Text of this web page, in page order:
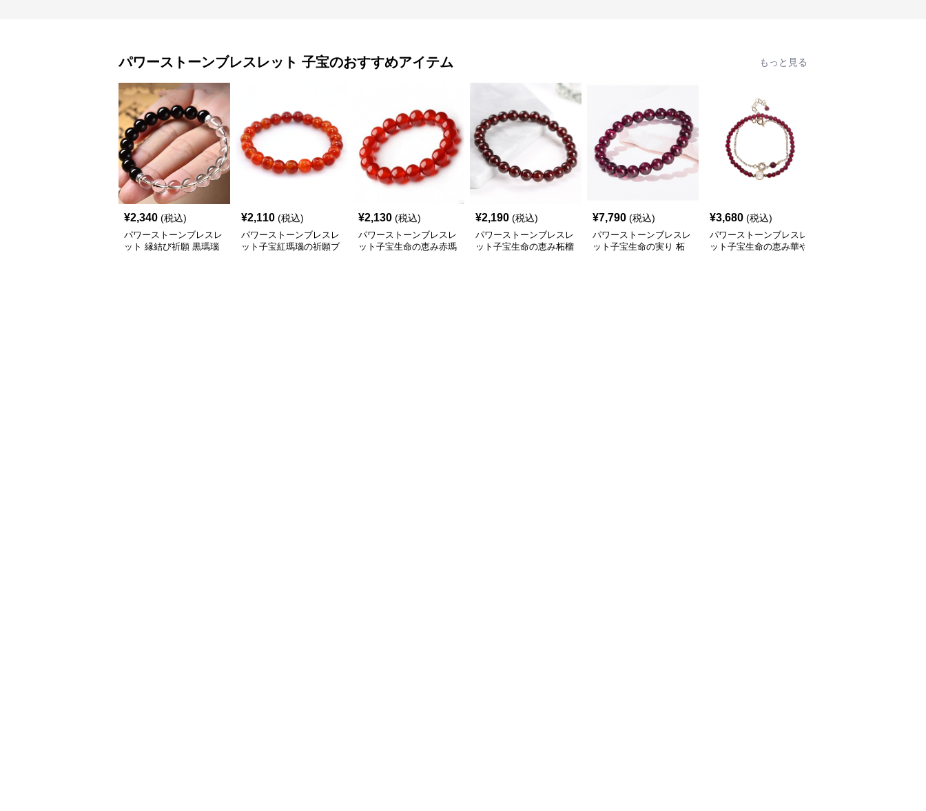
パワーストーンブレスレット 子宝のおすすめアイテム もっと見る
¥2,340 (税込)
パワーストーンブレスレ
ット 縁結び祈願 黒瑪瑙
¥2,110 (税込)
パワーストーンブレスレ
ット子宝紅瑪瑙の祈願ブ
¥2,130 (税込)
パワーストーンブレスレ
ット子宝生命の恵み赤瑪
¥2,190 (税込)
パワーストーンブレスレ
ット子宝生命の恵み柘榴
¥7,790 (税込)
パワーストーンブレスレ
ット子宝生命の実り 柘
¥3,680 (税込)
パワーストーンブレスレ
ット子宝生命の恵み華や